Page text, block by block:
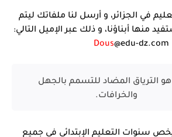
في الجزائر، و أرسل لنا ملفاتك ليتم
منها أبناؤنا، و ذلك عبر الإميل التالي:
Dous@edu-dz.com
هو الترياق المضاد للتسمم بالجهل
والخرافات.
سنوات التعليم الإبتدائي في جميع